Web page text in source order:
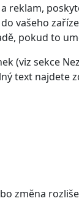
reklam,
vašeho
pokud to
(viz sekce
text najdete
změna